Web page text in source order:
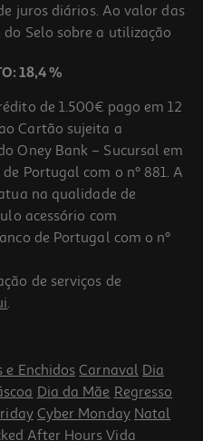
Qilive Q.5930 0.6 L 600 W
juros diários. Ao valor das
do Selo sobre a utilização
18,4 %
de 1.500€ pago em 12
Cartão sujeita a
Oney Bank – Sucursal em
Portugal com o nº 881. A
na qualidade de
acessório com
de Portugal com o nº
de serviços de
.
e Enchidos Carnaval Dia
Dia da Mãe Regresso
Cyber Monday Natal
After Hours Vida